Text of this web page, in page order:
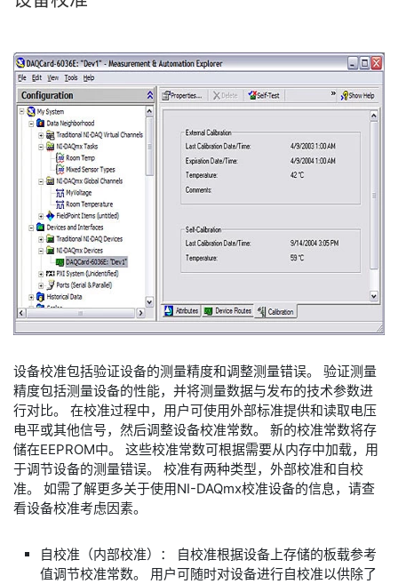
设备校准包括验证设备的测量精度和调整测量错误。 验证测量
精度包括测量设备的性能，并将测量数据与发布的技术参数进
行对比。 在校准过程中，用户可使用外部标准提供和读取电压
电平或其他信号，然后调整设备校准常数。 新的校准常数将存
储在EEPROM中。 这些校准常数可根据需要从内存中加载，用
于调节设备的测量错误。 校准有两种类型，外部校准和自校
准。 如需了解更多关于使用NI-DAQmx校准设备的信息，请查
看设备校准考虑因素。
自校准（内部校准）： 自校准根据设备上存储的板载参考
值调节校准常数。 用户可随时对设备进行自校准以供除了